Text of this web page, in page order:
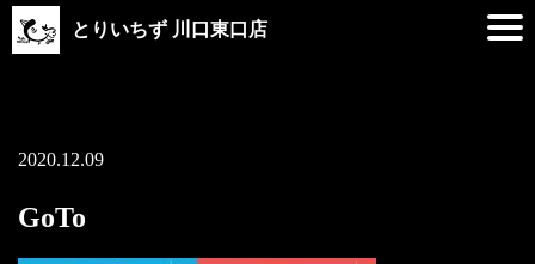
とりいちず 川口東口店
2020.12.09
GoTo